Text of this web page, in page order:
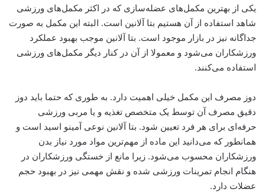
یکی از بهترین مکمل‌های عضله‌سازی که در اکثر مکمل‌های ورزشی
شاهد استفاده از آن هستیم بتا آلانین است. البته این مکمل به صورت
جداگانه نیز در بازار موجود است. بتا آلانین موجب بهبود عملکرد
ورزشکاران‌ می‌شود و معمولا از آن در کنار دیگر مکمل‌های ورزشی
استفاده‌ می‌کنند.
دوز مصرف این مکمل خیلی اهمیت دارد. به طوری که حتما باید دوز
دقیق مصرف آن توسط یک متخصص تغذیه و یا مربی ورزشی
حرفه‌ای برای هر فرد تعیین شود. بتا آلانین نوعی آمینو اسید است و
همانطور که‌ می‌دانید این ماده از مهم‌‌ترین مواد مورد نیاز بدن
ورزشکاران محسوب‌ می‌شود. زیرا مانع از خستگی ورزشکاران در
هنگام انجام تمرینات ورزشی شده و نقش مهمی نیز در بهبود حجم
عضلات دارد.